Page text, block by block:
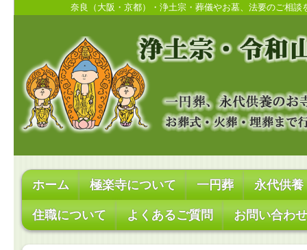
奈良（大阪・京都）・浄土宗・葬儀やお墓、法要のご相談
ホーム 極楽寺について 一円葬 永代供養
住職について よくあるご質問 お問い合わせ